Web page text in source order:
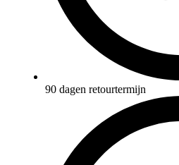
90 dagen retourtermijn